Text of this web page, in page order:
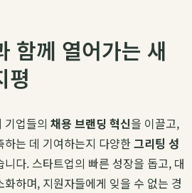
함께 열어가는 새
평
기업들의 채용 브랜딩 혁신을 이끌고,
하는 데 기여하는지 다양한그리팅 성
다. 스타트업의 빠른 성장을 돕고, 대
하며, 지원자들에게 잊을 수 없는 경